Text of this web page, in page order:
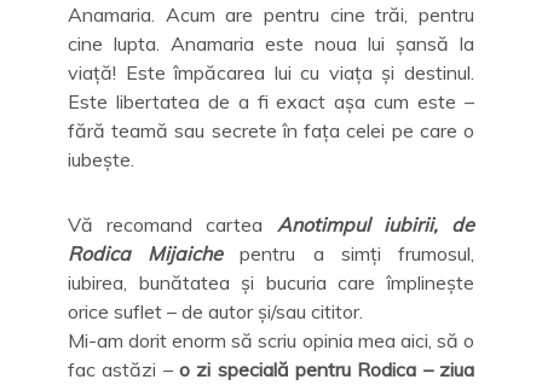
Anamaria. Acum are pentru cine trăi, pentru
cine lupta. Anamaria este noua lui șansă la
viață! Este împăcarea lui cu viața și destinul.
Este libertatea de a fi exact așa cum este –
fără teamă sau secrete în fața celei pe care o
iubește.
Vă recomand cartea Anotimpul iubirii, de
Rodica Mijaichepentru a simți frumosul,
iubirea, bunătatea și bucuria care împlinește
orice suflet – de autor și/sau cititor.
Mi-am dorit enorm să scriu opinia mea aici, să o
fac astăzi – o zi specială pentru Rodica – ziua